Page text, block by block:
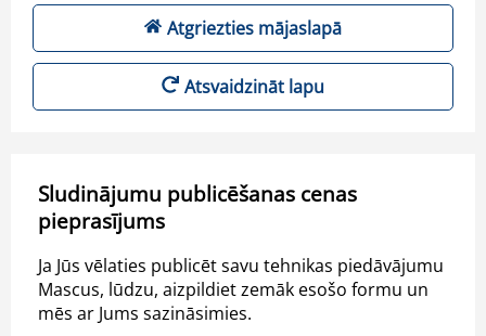
Atgriezties mājaslapā
Atsvaidzināt lapu
Sludinājumu publicēšanas cenas
pieprasījums
Ja Jūs vēlaties publicēt savu tehnikas piedāvājumu
Mascus, lūdzu, aizpildiet zemāk esošo formu un
mēs ar Jums sazināsimies.